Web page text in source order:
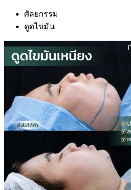
ศัลยกรรม
ดูดไขมัน